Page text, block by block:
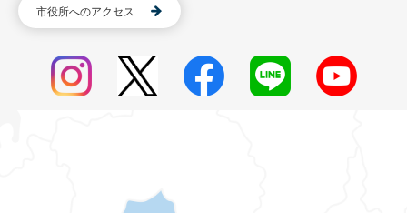
市役所へのアクセス